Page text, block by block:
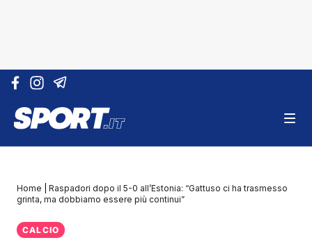
Vai al contenuto
Home
Raspadori dopo il 5-0 all’Estonia: “Gattuso ci ha trasmesso
grinta, ma dobbiamo essere più continui”
CALCIO